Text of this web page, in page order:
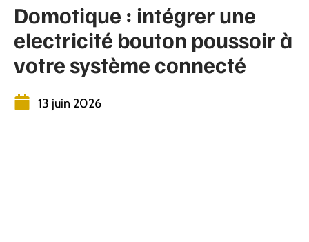
Domotique : intégrer une
electricité bouton poussoir à
votre système connecté
13 juin 2026